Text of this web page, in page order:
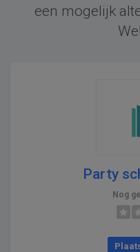
een mogelijk
Party
Nog